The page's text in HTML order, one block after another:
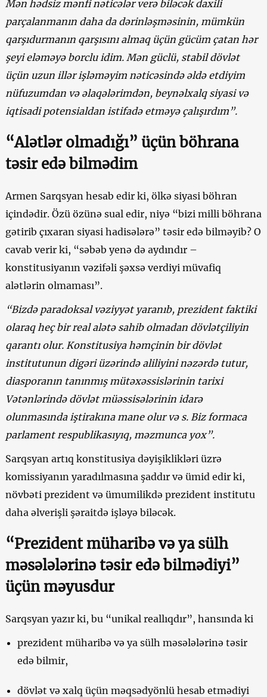
Mən hədsiz mənfi nəticələr verə biləcək daxili
parçalanmanın daha da dərinləşməsinin, mümkün
qarşıdurmanın qarşısını almaq üçün gücüm çatan hər
şeyi eləməyə borclu idim. Mən güclü, stabil dövlət
üçün uzun illər işləməyim nəticəsində əldə etdiyim
nüfuzumdan və əlaqələrimdən, beynəlxalq siyasi və
iqtisadi potensialdan istifadə etməyə çalışırdım”.
“Alətlər olmadığı” üçün böhrana
təsir edə bilmədim
Armen Sarqsyan hesab edir ki, ölkə siyasi böhran
içindədir. Özü özünə sual edir, niyə “bizi milli böhrana
gətirib çıxaran siyasi hadisələrə” təsir edə bilməyib? O
cavab verir ki, “səbəb yenə də aydındır –
konstitusiyanın vəzifəli şəxsə verdiyi müvafiq
alətlərin olmaması”.
“Bizdə paradoksal vəziyyət yaranıb, prezident faktiki
olaraq heç bir real alətə sahib olmadan dövlətçiliyin
qarantı olur. Konstitusiya həmçinin bir dövlət
institutunun digəri üzərində aliliyini nəzərdə tutur,
diasporanın tanınmış mütəxəssislərinin tarixi
Vətənlərində dövlət müəssisələrinin idarə
olunmasında iştirakına mane olur və s. Biz formaca
parlament respublikasıyıq, məzmunca yox”.
Sarqsyan artıq konstitusiya dəyişiklikləri üzrə
komissiyanın yaradılmasına şaddır və ümid edir ki,
növbəti prezident və ümumilikdə prezident institutu
daha əlverişli şəraitdə işləyə biləcək.
“Prezident müharibə və ya sülh
məsələlərinə təsir edə bilmədiyi”
üçün məyusdur
Sarqsyan yazır ki, bu “unikal reallıqdır”, hansında ki
prezident müharibə və ya sülh məsələlərinə təsir
edə bilmir,
dövlət və xalq üçün məqsədyönlü hesab etmədiyi